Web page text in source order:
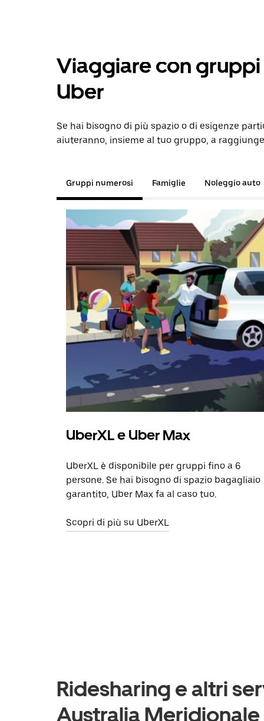
Viaggiare con gruppi
Uber
Se hai bisogno di più spazio o di esigenze
aiuteranno, insieme al tuo gruppo, a
Gruppi numerosi Famiglie Noleggio auto
UberXL e Uber Max
UberXL è disponibile per gruppi fino a 6
persone. Se hai bisogno di spazio bagagliaio
garantito, Uber Max fa al caso tuo.
Scopri di più su UberXL
Ridesharing e altri
Australia Meridionale